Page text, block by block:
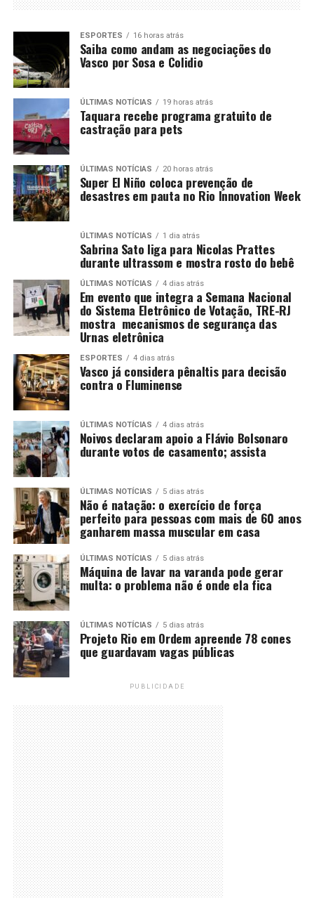
ESPORTES 16 horas atrás
Saiba como andam as negociações do
Vasco por Sosa e Colidio
ÚLTIMAS NOTÍCIAS 19 horas atrás
Taquara recebe programa gratuito de
castração para pets
ÚLTIMAS NOTÍCIAS 20 horas atrás
Super El Niño coloca prevenção de
desastres em pauta no Rio Innovation Week
ÚLTIMAS NOTÍCIAS 1 dia atrás
Sabrina Sato liga para Nicolas Prattes
durante ultrassom e mostra rosto do bebê
ÚLTIMAS NOTÍCIAS 4 dias atrás
Em evento que integra a Semana Nacional
do Sistema Eletrônico de Votação, TRE-RJ
mostra mecanismos de segurança das
Urnas eletrônica
ESPORTES 4 dias atrás
Vasco já considera pênaltis para decisão
contra o Fluminense
ÚLTIMAS NOTÍCIAS 4 dias atrás
Noivos declaram apoio a Flávio Bolsonaro
durante votos de casamento; assista
ÚLTIMAS NOTÍCIAS 5 dias atrás
Não é natação: o exercício de força
perfeito para pessoas com mais de 60 anos
ganharem massa muscular em casa
ÚLTIMAS NOTÍCIAS 5 dias atrás
Máquina de lavar na varanda pode gerar
multa: o problema não é onde ela fica
ÚLTIMAS NOTÍCIAS 5 dias atrás
Projeto Rio em Ordem apreende 78 cones
que guardavam vagas públicas
PUBLICIDADE